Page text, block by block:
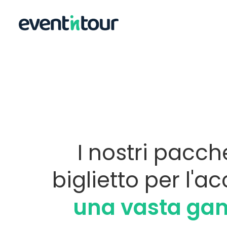
I nostri
biglietto per
una vasta